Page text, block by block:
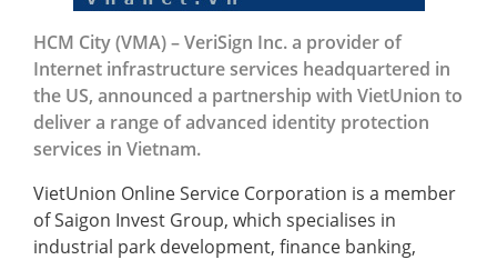
ĐỐI TÁC
TUYỂN DỤNG
LIÊN HỆ
HCM City (VMA) – VeriSign Inc. a provider of
Internet infrastructure services headquartered in
the US, announced a partnership with VietUnion to
deliver a range of advanced identity protection
services in Vietnam.
VietUnion Online Service Corporation is a member
of Saigon Invest Group, which specialises in
industrial park development, finance banking,